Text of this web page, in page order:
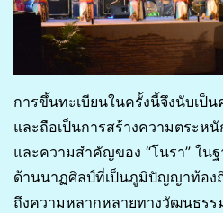
การขึ้นทะเบียนในครั้งนี้จึงนับเป็
และถือเป็นการสร้างความตระห
และความสำคัญของ “โนรา” ใน
ด้านนาฏศิลป์ที่เป็นภูมิปัญญาท้อง
ถึงความหลากหลายทางวัฒนธร